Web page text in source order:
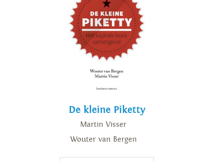
De kleine Piketty
Martin Visser
Wouter van Bergen